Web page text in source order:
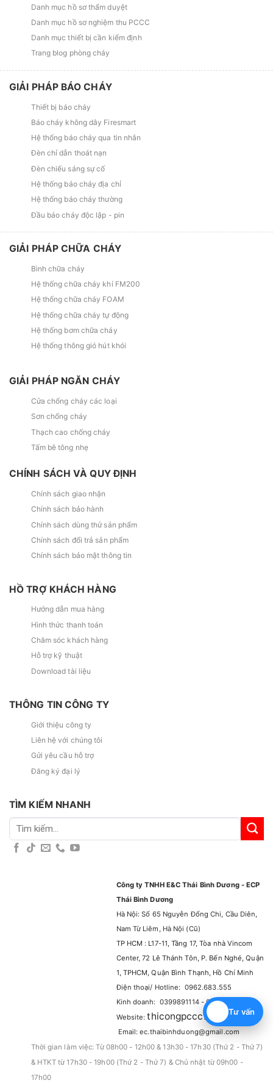
Tư vấn
Danh mục hồ sơ thẩm duyệt
Danh mục hồ sơ nghiệm thu PCCC
Danh mục thiết bị cần kiểm định
Trang blog phòng cháy
GIẢI PHÁP BÁO CHÁY
Thiết bị báo cháy
Báo cháy không dây Firesmart
Hệ thống báo cháy qua tin nhắn
Đèn chỉ dẫn thoát nạn
Đèn chiếu sáng sự cố
Hệ thống báo cháy địa chỉ
Hệ thống báo cháy thường
Đầu báo cháy độc lập - pin
GIẢI PHÁP CHỮA CHÁY
Bình chữa cháy
Hệ thống chữa cháy khí FM200
Hệ thống chữa cháy FOAM
Hệ thống chữa cháy tự động
Hệ thống bơm chữa cháy
Hệ thống thông gió hút khói
GIẢI PHÁP NGĂN CHÁY
Cửa chống cháy các loại
Sơn chống cháy
Thạch cao chống cháy
Tấm bê tông nhẹ
CHÍNH SÁCH VÀ QUY ĐỊNH
Chính sách giao nhận
Chính sách bảo hành
Chính sách dùng thử sản phẩm
Chính sách đổi trả sản phẩm
Chính sách bảo mật thông tin
HỒ TRỢ KHÁCH HÀNG
Hướng dẫn mua hàng
Hình thức thanh toán
Chăm sóc khách hàng
Hỗ trợ kỹ thuật
Download tài liệu
THÔNG TIN CÔNG TY
Giới thiệu công ty
Liên hệ với chúng tôi
Gửi yêu cầu hỗ trợ
Đăng ký đại lý
TÌM KIẾM NHANH
Tìm
kiếm:
Công ty TNHH E&C Thái Bình Dương - ECP
Thái Bình Dương
Hà Nội: Số 65 Nguyễn Đổng Chi, Cầu Diên,
Nam Từ Liêm, Hà Nội (Cũ)
TP HCM : L17-11, Tầng 17, Tòa nhà Vincom
Center, 72 Lê Thánh Tôn, P. Bến Nghé, Quận
1, TPHCM, Quận Bình Thạnh, Hồ Chí Minh
Điện thoại/ Hotline: 0962.683.555
Kinh doanh: 0399891114 - 0965929114
Website:thicongpccc.com.vn –
Email: ec.thaibinhduong@gmail.com
Thời gian làm việc: Từ 08h00 - 12h00 & 13h30 - 17h30 (Thứ 2 - Thứ 7)
& HTKT từ 17h30 - 19h00 (Thứ 2 - Thứ 7) & Chủ nhật từ 09h00 -
17h00